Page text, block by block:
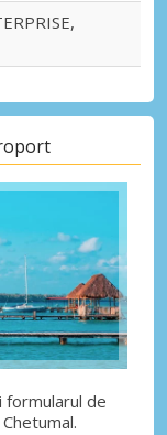
formularul de